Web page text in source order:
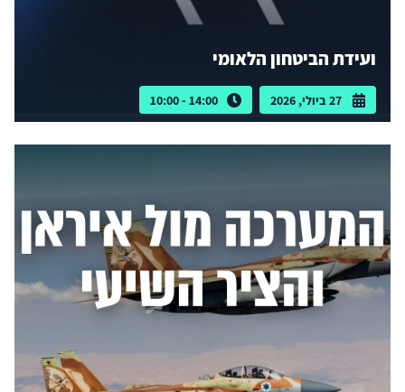
ועידת הביטחון הלאומי
27 ביולי, 2026 14:00 - 10:00